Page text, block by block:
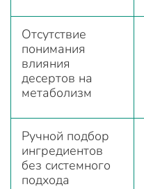
Отсутствие
понимания
влияния
десертов на
метаболизм
Ручной подбор
ингредиентов
без системного
подхода